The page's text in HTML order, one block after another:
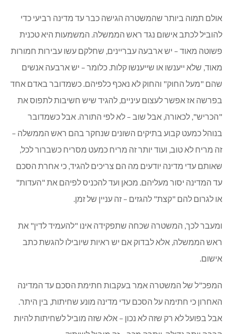
אולם תמוה ביותר שהמשטרה הגישה כבר עד מדינה רביעי כדי
להוביל לכתב אישום נגד ראש הממשלה. המשמעות היא טכנית
פשוטה מאוד – יש ארבעה עבריינים, שחלקם עשו עבירות חמורות
מאוד, שלא ייענשו או שייענשו קלות. כלומר – יש ארבעה אנשים
שהם "מעל החוק" והחוק לא נאכף כלפיהם. כשמדובר באדם אחד
בפרשה אז אפשר לעצום עיניים, להגיד שיש חשיבות לתפוס את
"הכריש", לכאורה, אבל שוב – לא לפי התורה. אבל כשמדובר
בנוהל כמעט קבוע בתיקים השונים שנחקר בהם ראש הממשלה –
זה מריח לא טוב, ועוד יותר זה מריח כמעט מסריח כשברור לכל,
שאותם עדי מדינה יודעים מה הם צריכים להגיד, כי אחרת הסכם
עד המדינה יסור מעליהם. מכאן ועד להכניס לפיהם את "העדות"
או לגרום להם "קצת" להגזים – זה עניין של זמן.
ומעבר לכך, המשטרה שכחה שתפקידה אינו "להעמיד לדין" את
ראש הממשלה, אלא לבדוק אם יש ראיות שיובילו להגשת כתב
אישום.
המפכ"ל של המשטרה אמר בעקבות חתימת הסכם עד המדינה
האחרון כי חתימה על הסכם עדי מדינה מונע שחיתות, בין היתר.
אבל בפועל לא רק שזה לא נכון – אלא שזה מוביל לשחיתות להיות